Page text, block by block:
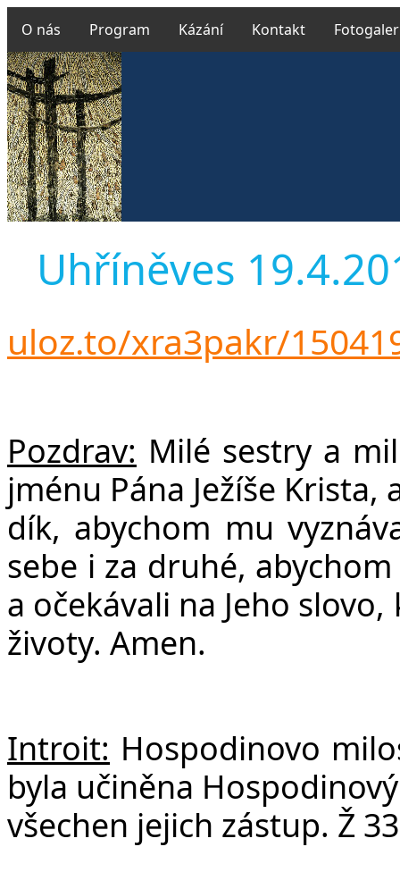
O nás Program Kázání Kontakt
Uhříněves
uloz.to/xra3pakr/
Pozdrav: Milé sestry a
jménu Pána Ježíše
dík, abychom mu
sebe i za druhé,
a očekávali na Jeho
životy. Amen.
Introit: Hospodinovo
byla učiněna
všechen jejich zástup. Ž